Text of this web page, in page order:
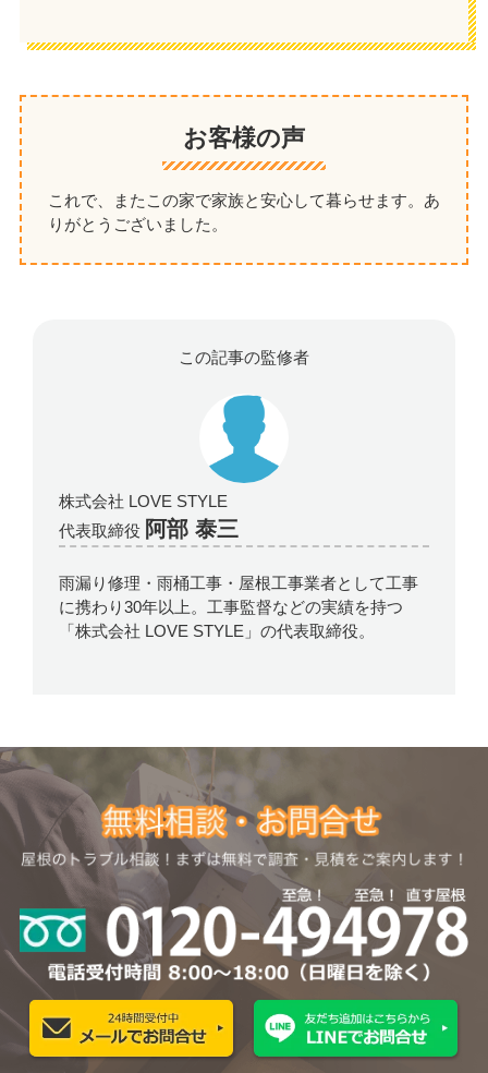
お客様の声
これで、またこの家で家族と安心して暮らせます。あ
りがとうございました。
この記事の監修者
株式会社 LOVE STYLE
代表取締役 阿部 泰三
雨漏り修理・雨桶工事・屋根工事業者として工事
に携わり30年以上。工事監督などの実績を持つ
「株式会社 LOVE STYLE」の代表取締役。